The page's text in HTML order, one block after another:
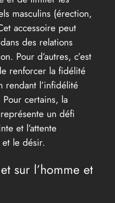
masculins (érection,
accessoire peut
des relations
Pour d’autres, c’est
renforcer la fidélité
rendant l’infidélité
certains, la
un défi
et l’attente
et le désir.
sur l’homme et